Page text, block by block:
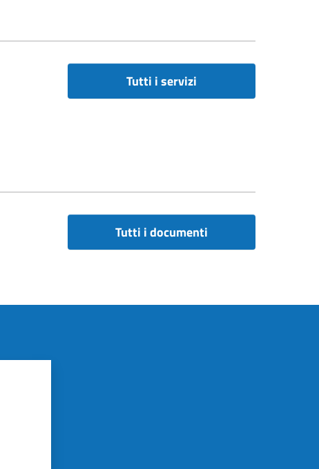
Tutti i servizi
Tutti i documenti